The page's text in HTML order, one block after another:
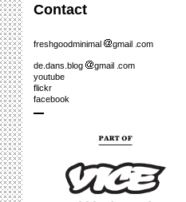
Contact
freshgoodminimal gmail com
de.dans.blog gmail com
youtube
flickr
facebook